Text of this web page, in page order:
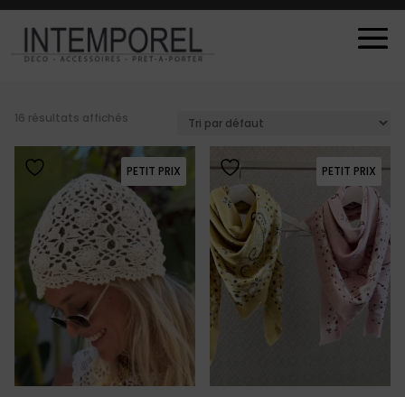
16 résultats affichés
PETIT PRIX PETIT PRIX